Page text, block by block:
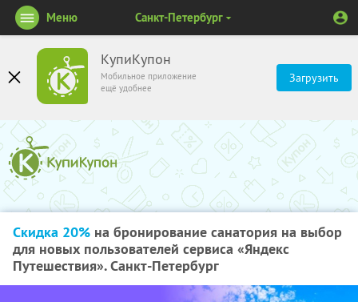
КупиКупон
Мобильное приложение
ещё удобнее
Загрузить
Меню Санкт-Петербург
Скидка 20% на бронирование санатория на выбор
для новых пользователей сервиса «Яндекс
Путешествия». Санкт-Петербург